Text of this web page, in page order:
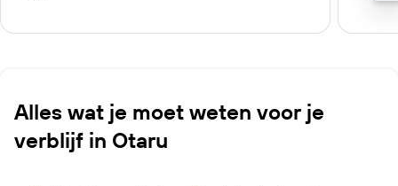
Alles wat je moet weten voor je
verblijf in Otaru